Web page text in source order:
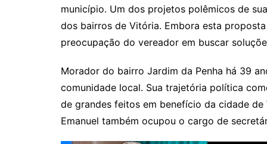
município. Um dos projetos polêmicos de
dos bairros de Vitória. Embora esta
preocupação do vereador em buscar
Morador do bairro Jardim da Penha há 39
comunidade local. Sua trajetória política
de grandes feitos em benefício da cidade
Emanuel também ocupou o cargo de